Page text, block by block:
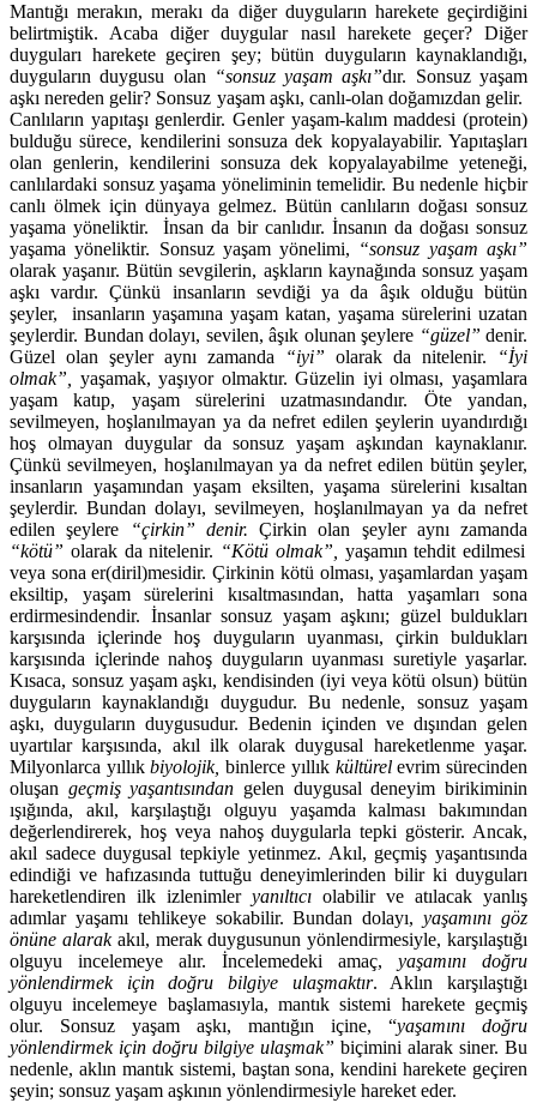
Mantığı merakın, merakı da diğer duyguların harekete geçirdiğini
belirtmiştik. Acaba diğer duygular nasıl harekete geçer? Diğer
duyguları harekete geçiren şey; bütün duyguların kaynaklandığı,
duyguların duygusu olan “sonsuz yaşam aşkı”dır. Sonsuz yaşam
aşkı nereden gelir? Sonsuz yaşam aşkı, canlı-olan doğamızdan gelir.
Canlıların yapıtaşı genlerdir. Genler yaşam-kalım maddesi (protein)
bulduğu sürece, kendilerini sonsuza dek kopyalayabilir. Yapıtaşları
olan genlerin, kendilerini sonsuza dek kopyalayabilme yeteneği,
canlılardaki sonsuz yaşama yöneliminin temelidir. Bu nedenle hiçbir
canlı ölmek için dünyaya gelmez. Bütün canlıların doğası sonsuz
yaşama yöneliktir. İnsan da bir canlıdır. İnsanın da doğası sonsuz
yaşama yöneliktir. Sonsuz yaşam yönelimi, “sonsuz yaşam aşkı”
olarak yaşanır. Bütün sevgilerin, aşkların kaynağında sonsuz yaşam
aşkı vardır. Çünkü insanların sevdiği ya da âşık olduğu bütün
şeyler, insanların yaşamına yaşam katan, yaşama sürelerini uzatan
şeylerdir. Bundan dolayı, sevilen, âşık olunan şeylere “güzel” denir.
Güzel olan şeyler aynı zamanda “iyi” olarak da nitelenir. “İyi
olmak”, yaşamak, yaşıyor olmaktır. Güzelin iyi olması, yaşamlara
yaşam katıp, yaşam sürelerini uzatmasındandır. Öte yandan,
sevilmeyen, hoşlanılmayan ya da nefret edilen şeylerin uyandırdığı
hoş olmayan duygular da sonsuz yaşam aşkından kaynaklanır.
Çünkü sevilmeyen, hoşlanılmayan ya da nefret edilen bütün şeyler,
insanların yaşamından yaşam eksilten, yaşama sürelerini kısaltan
şeylerdir. Bundan dolayı, sevilmeyen, hoşlanılmayan ya da nefret
edilen şeylere “çirkin” denir. Çirkin olan şeyler aynı zamanda
“kötü” olarak da nitelenir. “Kötü olmak”, yaşamın tehdit edilmesi
veya sona er(diril)mesidir. Çirkinin kötü olması, yaşamlardan yaşam
eksiltip, yaşam sürelerini kısaltmasından, hatta yaşamları sona
erdirmesindendir. İnsanlar sonsuz yaşam aşkını; güzel buldukları
karşısında içlerinde hoş duyguların uyanması, çirkin buldukları
karşısında içlerinde nahoş duyguların uyanması suretiyle yaşarlar.
Kısaca, sonsuz yaşam aşkı, kendisinden (iyi veya kötü olsun) bütün
duyguların kaynaklandığı duygudur. Bu nedenle, sonsuz yaşam
aşkı, duyguların duygusudur. Bedenin içinden ve dışından gelen
uyartılar karşısında, akıl ilk olarak duygusal hareketlenme yaşar.
Milyonlarca yıllıkbiyolojik, binlerce yıllık kültürelevrim sürecinden
oluşan geçmiş yaşantısından gelen duygusal deneyim birikiminin
ışığında, akıl, karşılaştığı olguyu yaşamda kalması bakımından
değerlendirerek, hoş veya nahoş duygularla tepki gösterir. Ancak,
akıl sadece duygusal tepkiyle yetinmez. Akıl, geçmiş yaşantısında
edindiği ve hafızasında tuttuğu deneyimlerinden bilir ki duyguları
hareketlendiren ilk izlenimler yanıltıcı olabilir ve atılacak yanlış
adımlar yaşamı tehlikeye sokabilir. Bundan dolayı,yaşamını göz
önüne alarakakıl, merak duygusunun yönlendirmesiyle, karşılaştığı
olguyu incelemeye alır. İncelemedeki amaç, yaşamını doğru
yönlendirmek için
doğru bilgiye ulaşmaktır. Aklın karşılaştığı
olguyu incelemeye başlamasıyla, mantık sistemi harekete geçmiş
olur. Sonsuz yaşam aşkı, mantığın içine, “yaşamını doğru
yönlendirmek için doğru bilgiye ulaşmak” biçimini alarak siner. Bu
nedenle, aklın mantık sistemi, baştan sona, kendini harekete geçiren
şeyin; sonsuz yaşam aşkının yönlendirmesiyle hareket eder.